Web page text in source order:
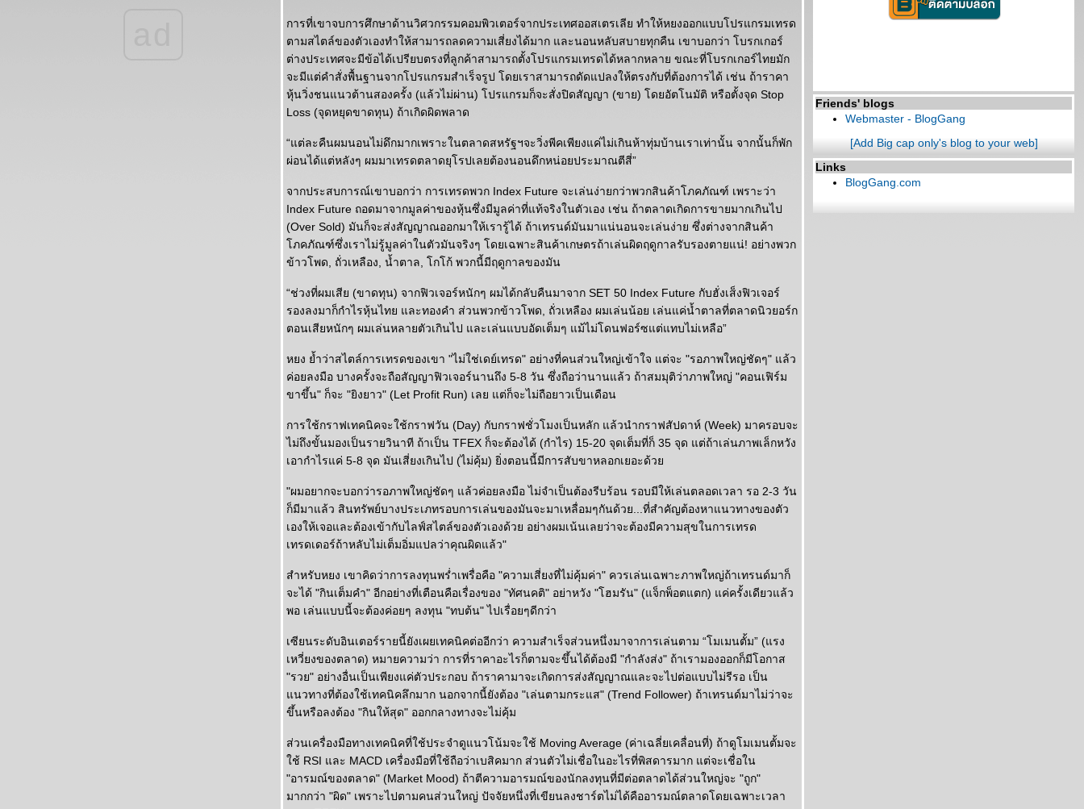
การที่เขาจบการศึกษาด้านวิศวกรรมคอมพิวเตอร์จากประเทศออสเตรเลีย ทำให้หยงออกแบบโปรแกรมเทรด
ตามสไตล์ของตัวเองทำให้สามารถลดความเสี่ยงได้มาก และนอนหลับสบายทุกคืน เขาบอกว่า โบรกเกอร์
ต่างประเทศจะมีข้อได้เปรียบตรงที่ลูกค้าสามารถตั้งโปรแกรมเทรดได้หลากหลาย ขณะที่โบรกเกอร์ไทยมัก
จะมีแต่คำสั่งพื้นฐานจากโปรแกรมสำเร็จรูป โดยเราสามารถดัดแปลงให้ตรงกับที่ต้องการได้ เช่น ถ้าราคา
หุ้นวิ่งชนแนวต้านสองครั้ง (แล้วไม่ผ่าน) โปรแกรมก็จะสั่งปิดสัญญา (ขาย) โดยอัตโนมัติ หรือตั้งจุด Stop
Loss (จุดหยุดขาดทุน) ถ้าเกิดผิดพลาด
“แต่ละคืนผมนอนไม่ดึกมากเพราะในตลาดสหรัฐฯจะวิ่งพีคเพียงแค่ไม่เกินห้าทุ่มบ้านเราเท่านั้น จากนั้นก็พัก
ผ่อนได้แต่หลังๆ ผมมาเทรดตลาดยุโรปเลยต้องนอนดึกหน่อยประมาณตีสี่”
จากประสบการณ์เขาบอกว่า การเทรดพวก Index Future จะเล่นง่ายกว่าพวกสินค้าโภคภัณฑ์ เพราะว่า
Index Future ถอดมาจากมูลค่าของหุ้นซึ่งมีมูลค่าที่แท้จริงในตัวเอง เช่น ถ้าตลาดเกิดการขายมากเกินไป
(Over Sold) มันก็จะส่งสัญญาณออกมาให้เรารู้ได้ ถ้าเทรนด์มันมาแน่นอนจะเล่นง่าย ซึ่งต่างจากสินค้า
ภคภัณฑ์ซึ่งเราไม่รู้มูลค่าในตัวมันจริงๆ โดยเฉพาะสินค้าเกษตรถ้าเล่นผิดฤดูกาลรับรองตายแน่! อย่างพวก
ข้าวโพด, ถั่วเหลือง, น้ำตาล, โกโก้ พวกนี้มีฤดูกาลของมัน
“ช่วงที่ผมเสีย (ขาดทุน) จากฟิวเจอร์หนักๆ ผมได้กลับคืนมาจาก SET 50 Index Future กับฮั่งเส็งฟิวเจอร์
รองลงมาก็กำไรหุ้นไทย และทองคำ ส่วนพวกข้าวโพด, ถั่วเหลือง ผมเล่นน้อย เล่นแค่น้ำตาลที่ตลาดนิวยอร์ก
ตอนเสียหนักๆ ผมเล่นหลายตัวเกินไป และเล่นแบบอัดเต็มๆ แม้ไม่โดนฟอร์ซแต่แทบไม่เหลือ”
หยง ย้ำว่าสไตล์การเทรดของเขา "ไม่ใช่เดย์เทรด" อย่างที่คนส่วนใหญ่เข้าใจ แต่จะ "รอภาพใหญ่ชัดๆ" แล้ว
ค่อยลงมือ บางครั้งจะถือสัญญาฟิวเจอร์นานถึง 5-8 วัน ซึ่งถือว่านานแล้ว ถ้าสมมุติว่าภาพใหญ่ "คอนเฟิร์ม
ขาขึ้น" ก็จะ "ยิงยาว" (Let Profit Run) เลย แต่ก็จะไม่ถือยาวเป็นเดือน
การใช้กราฟเทคนิคจะใช้กราฟวัน (Day) กับกราฟชั่วโมงเป็นหลัก แล้วนำกราฟสัปดาห์ (Week) มาครอบจะ
ไม่ถึงขั้นมองเป็นรายวินาที ถ้าเป็น TFEX ก็จะต้องได้ (กำไร) 15-20 จุดเต็มที่ก็ 35 จุด แต่ถ้าเล่นภาพเล็กหวัง
เอากำไรแค่ 5-8 จุด มันเสี่ยงเกินไป (ไม่คุ้ม) ยิ่งตอนนี้มีการสับขาหลอกเยอะด้ว
"ผมอยากจะบอกว่ารอภาพใหญ่ชัดๆ แล้วค่อยลงมือ ไม่จำเป็นต้องรีบร้อน รอบมีให้เล่นตลอดเวลา รอ 2-3 วัน
ก็มีมาแล้ว สินทรัพย์บางประเภทรอบการเล่นของมันจะมาเหลื่อมๆกันด้วย...ที่สำคัญต้องหาแนวทางของตัว
เองให้เจอและต้องเข้ากับไลฟ์สไตล์ของตัวเองด้วย อย่างผมเน้นเลยว่าจะต้องมีความสุขในการเทรด
เทรดเดอร์ถ้าหลับไม่เต็มอิ่มแปลว่าคุณผิดแล้ว"
สำหรับหยง เขาคิดว่าการลงทุนพร่ำเพรื่อคือ "ความเสี่ยงที่ไม่คุ้มค่า" ควรเล่นเฉพาะภาพใหญ่ถ้าเทรนด์มาก็
จะได้ "กินเต็มคำ" อีกอย่างที่เตือนคือเรื่องของ "ทัศนคติ" อย่าหวัง "โฮมรัน" (แจ็กพ็อตแตก) แค่ครั้งเดียวแล้ว
พอ เล่นแบบนี้จะต้องค่อยๆ ลงทุน "ทบต้น" ไปเรื่อยๆดีกว่า
เซียนระดับอินเตอร์รายนี้ยังเผยเทคนิคต่ออีกว่า ความสำเร็จส่วนหนึ่งมาจาการเล่นตาม “โมเมนตั้ม” (แรง
เหวี่ยงของตลาด) หมายความว่า การที่ราคาอะไรก็ตามจะขึ้นได้ต้องมี "กำลังส่ง" ถ้าเรามองออกก็มีโอกาส
"รวย" อย่างอื่นเป็นเพียงแค่ตัวประกอบ ถ้าราคามาจะเกิดการส่งสัญญาณและจะไปต่อแบบไม่รีรอ เป็น
นวทางที่ต้องใช้เทคนิคลึกมาก นอกจากนี้ยังต้อง "เล่นตามกระแส" (Trend Follower) ถ้าเทรนด์มาไม่ว่าจะ
ขึ้นหรือลงต้อง "กินให้สุด" ออกกลางทางจะไม่คุ้ม
ส่วนเครื่องมือทางเทคนิคที่ใช้ประจำดูแนวโน้มจะใช้ Moving Average (ค่าเฉลี่ยเคลื่อนที่) ถ้าดูโมเมนตั้มจะ
ช้ RSI และ MACD เครื่องมือที่ใช้ถือว่าเบสิคมาก ส่วนตัวไม่เชื่อในอะไรที่พิสดารมาก แต่จะเชื่อใน
"อารมณ์ของตลาด" (Market Mood) ถ้าตีความอารมณ์ของนักลงทุนที่มีต่อตลาดได้ส่วนใหญ่จะ "ถูก"
มากกว่า "ผิด" เพราะไปตามคนส่วนใหญ่ ปัจจัยหนึ่งที่เขียนลงชาร์ตไม่ได้คืออารมณ์ตลาดโดยเฉพาะเวลา
Friends' blogs
Webmaster - BlogGang
[Add Big cap only's blog to your web]
Links
BlogGang.com